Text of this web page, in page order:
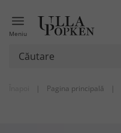
Meniu
| Pagina principală |